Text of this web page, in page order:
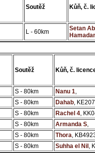
Soutěž Kůň, č.
L - 60km
Setan
Soutěž Kůň, č.
S - 80km Nanu 1,
S - 80km Dahab,
S - 80km Rachel 4,
S - 80km Armanda S,
S - 80km Thora,
S - 80km Suhha el Nil ,